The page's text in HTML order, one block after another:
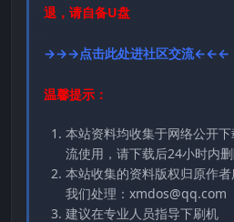
退，请自备U盘
→→→点击此处进社区交流←←←
温馨提示：
本站资料均收集于网络公开
流使用，请下载后24小时内
本站收集的资料版权归原作
我们处理：xmdos@qq.com
建议在专业人员指导下刷机